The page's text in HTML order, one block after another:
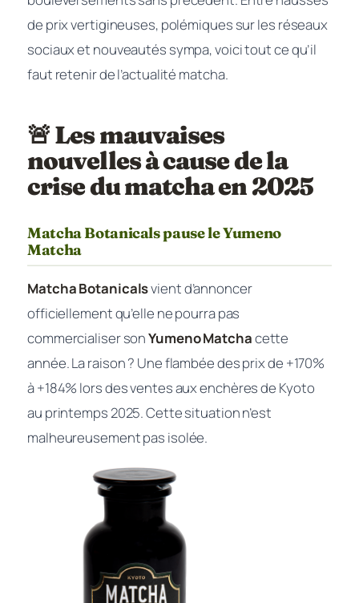
de prix vertigineuses, polémiques sur les réseaux
sociaux et nouveautés sympa, voici tout ce qu’il
faut retenir de l’actualité matcha.
🚨 Les mauvaises
nouvelles à cause de la
crise du matcha en 2025
Matcha Botanicals pause le Yumeno
Matcha
Matcha Botanicalsvient d’annoncer
officiellement qu’elle ne pourra pas
commercialiser sonYumeno Matchacette
année. La raison ? Une flambée des prix de +170%
à +184% lors des ventes aux enchères de Kyoto
au printemps 2025. Cette situation n’est
malheureusement pas isolée.